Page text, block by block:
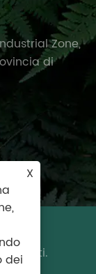
Zone,
di
X
dei